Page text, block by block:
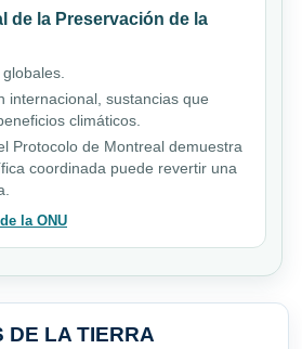
de la Preservación de la
internacional, sustancias que
climáticos.
Protocolo de Montreal demuestra
coordinada puede revertir una
la ONU
DE LA TIERRA